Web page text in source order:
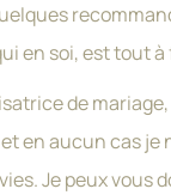
en soi, est tout
de
en aucun cas je
Je peux vous